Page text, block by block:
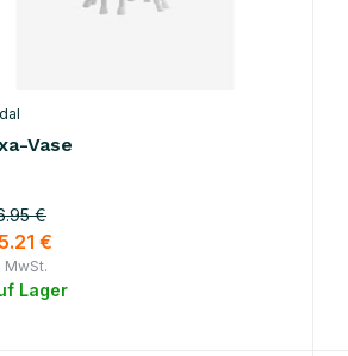
Vase
€
€
MwSt.
Lager